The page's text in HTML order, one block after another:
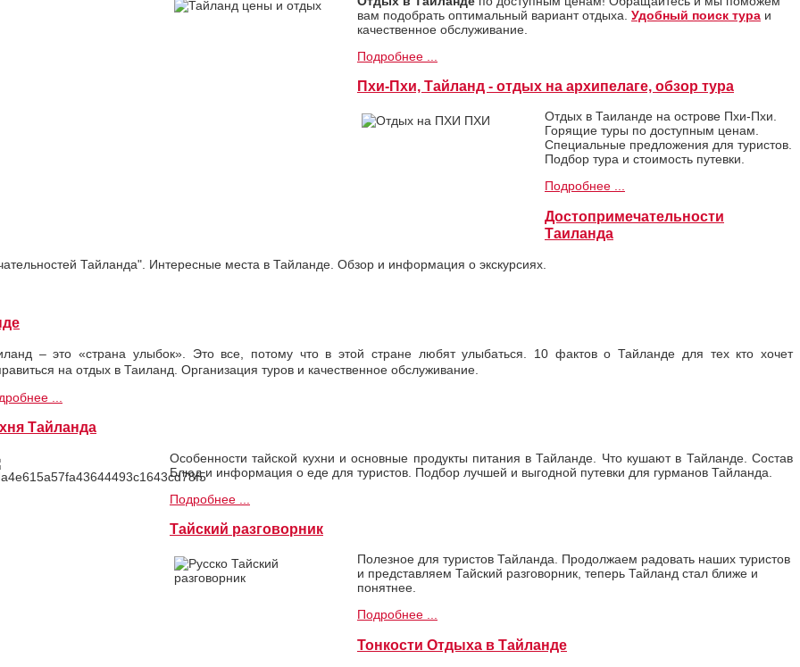
вам подобрать оптимальный вариант отдыха. Удобный поиск тура и
качественное обслуживание.
Подробнее ...
Пхи-Пхи, Тайланд - отдых на архипелаге, обзор тура
Отдых в Таиланде на острове Пхи-Пхи.
Горящие туры по доступным ценам.
Специальные предложения для туристов.
Подбор тура и стоимость путевки.
Подробнее ...
Достопримечательности
Таиланда
Тайланда". Интересные места в Тайланде. Обзор и информация о экскурсиях.
– это «страна улыбок». Это все, потому что в этой стране любят улыбаться. 10 фактов о Тайланде для тех кто хочет
на отдых в Таиланд. Организация туров и качественное обслуживание.
...
Тайланда
Особенности тайской кухни и основные продукты питания в Тайланде. Что кушают в Тайланде. Состав
Блюд и информация о еде для туристов. Подбор лучшей и выгодной путевки для гурманов Тайланда.
Подробнее ...
Тайский разговорник
Полезное для туристов Тайланда. Продолжаем радовать наших туристов
и представляем Тайский разговорник, теперь Тайланд стал ближе и
понятнее.
Подробнее ...
Тонкости Отдыха в Тайланде